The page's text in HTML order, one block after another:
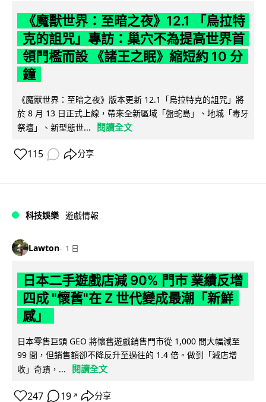
《魔獸世界：至暗之夜》12.1 「烏拉特
克的詛咒」專訪：巢穴不為提高世界首
領門檻而設 《諸王之眠》縮短約 10 分
鐘
《魔獸世界：至暗之夜》版本更新 12.1「烏拉特克的詛咒」將
於 8 月 13 日正式上線，帶來全新區域「盤蛇島」、地城「毒牙
祭壇」、新型態世...
閱讀全文
115 分享
科技娛樂 遊戲情報
Lawton 1 日
日本二手遊戲店減 90% 門市 業績反增
四成 "懷舊"在 Z 世代變成最潮「新鮮
感」
日本零售巨頭 GEO 將懷舊遊戲銷售門市從 1,000 間大幅減至
99 間，但銷售額卻不降反升至過往的 1.4 倍。做到「減店增
收」奇蹟，...
閱讀全文
247 19 ↗ 分享